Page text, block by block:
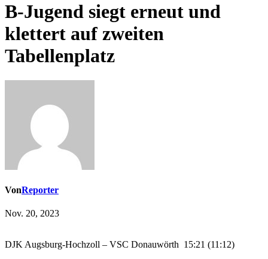
B-Jugend siegt erneut und
klettert auf zweiten
Tabellenplatz
VonReporter
Nov. 20, 2023
DJK Augsburg-Hochzoll – VSC Donauwörth 15:21 (11:12)